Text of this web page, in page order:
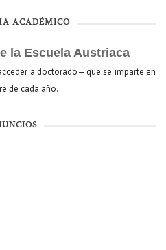
ACADÉMICO
la Escuela Austriaca
a doctorado— que se imparte en
de cada año.